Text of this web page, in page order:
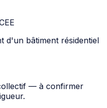
d'un bâtiment résidentiel
— à confirmer